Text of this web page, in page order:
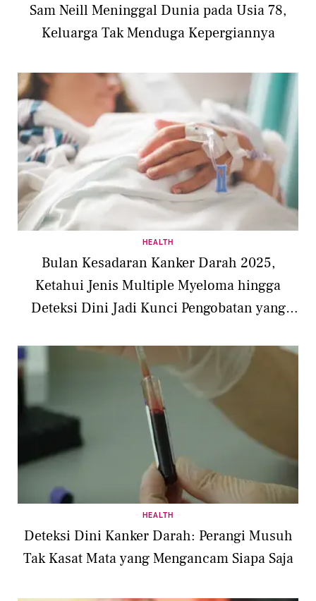
Sam Neill Meninggal Dunia pada Usia 78,
Keluarga Tak Menduga Kepergiannya
HEALTH
Bulan Kesadaran Kanker Darah 2025,
Ketahui Jenis Multiple Myeloma hingga
Deteksi Dini Jadi Kunci Pengobatan yang
HEALTH
Deteksi Dini Kanker Darah: Perangi Musuh
Tak Kasat Mata yang Mengancam Siapa Saja